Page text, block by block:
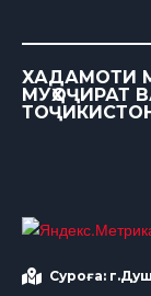
ХАДАМОТИ
МУҲОҶИРАТ
Суроға: